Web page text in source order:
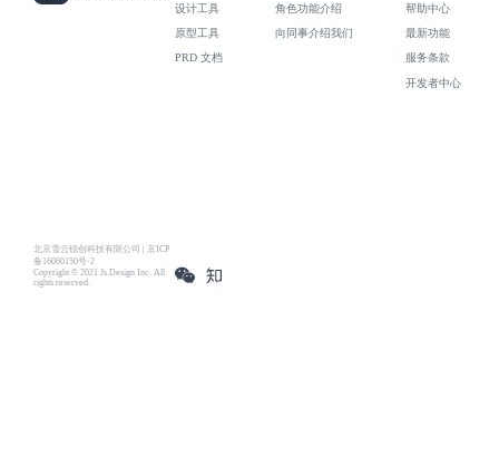
北京雪云锐创科技有限公司 | 京ICP
备16060150号-2
Copyright © 2021 Js.Design Inc. All
rights reserved.
设计工具
原型工具
PRD 文档
角色功能介绍
向同事介绍我们
帮助中心
最新功能
服务条款
开发者中心